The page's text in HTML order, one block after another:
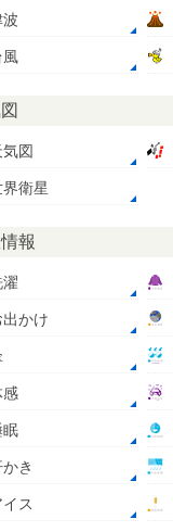
風
図
界衛星
報
出かけ
感
眠
き
ス